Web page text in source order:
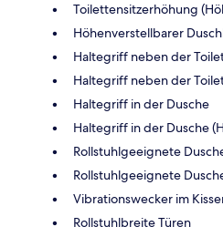
Toilettensitzerhöhung
Höhenverstellbarer
Haltegriff neben der
Haltegriff neben der
Haltegriff in der Dusche
Haltegriff in der Dusche
Rollstuhlgeeignete
Rollstuhlgeeignete
Vibrationswecker im
Rollstuhlbreite Türen